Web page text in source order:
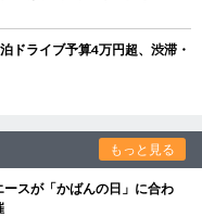
ドライブ予算4万円超、渋滞・
もっと見る
スが「かばんの日」に合わ